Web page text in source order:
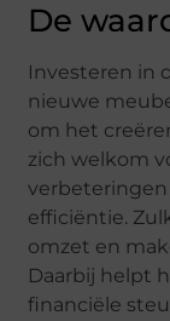
De
Investeren in
nieuwe
om het
zich welkom
verbeteringen
efficiëntie.
omzet en
Daarbij helpt
financiële